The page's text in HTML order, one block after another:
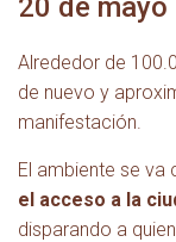
20 de mayo
Alrededor de
de nuevo y
manifestación.
El ambiente se va
el acceso a la
disparando a